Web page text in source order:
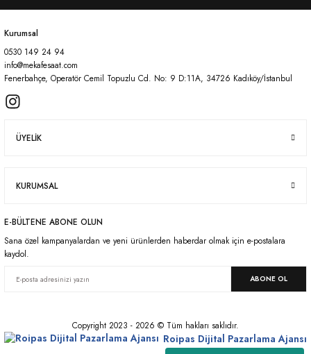
Kurumsal
0530 149 24 94
info@mekafesaat.com
Fenerbahçe, Operatör Cemil Topuzlu Cd. No: 9 D:11A, 34726 Kadıköy/İstanbul
ÜYELİK
KURUMSAL
E-BÜLTENE ABONE OLUN
Sana özel kampanyalardan ve yeni ürünlerden haberdar olmak için e-postalara
kaydol.
ABONE OL
Copyright 2023 - 2026 © Tüm hakları saklıdır.
Roipas Dijital Pazarlama Ajansı